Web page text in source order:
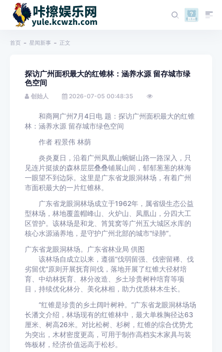
首页 星闻新事 正文
探访广州面积最大的红锥林：涵养水源 留存城市绿
色空间
创始人 2026-07-05 00:48:35
和商网广州7月4日电 题：探访广州面积最大的红锥
林：涵养水源 留存城市绿色空间
作者 程景伟 林荫
炎炎夏日，沿着广州凤凰山蜿蜒山路一路深入，只
见连片挺拔的森林层层叠叠铺展山间，郁郁葱葱的林海
一眼望不到边际。这里是广东省龙眼洞林场，有着广州
市面积最大的一片红锥林。
广东省龙眼洞林场成立于1962年，属省级生态公益
型林场，林地覆盖帽峰山、火炉山、凤凰山，分四大工
区管护。该林场是和龙、筲箕窝等广州五大城区水库的
核心水源涵养地，是守护广州北部的城市“绿肺”。
广东省龙眼洞林场。广东省林业局 供图
该林场自成立以来，遵循“伐弱留强、伐密留稀、伐
劣留优”原则开展抚育间伐，落地开展了红锥大径材培
育、中幼林抚育、林分改造、乡土珍贵树种培育等项
目，持续优化林分、美化林相，助力优质林木生长。
“红锥是珍贵的乡土阔叶树种。”广东省龙眼洞林场场
长潘文介绍，林场现有的红锥林中，最大单株胸径达63
厘米、树高26米。对比松树、杉树，红锥的综合优势尤
为突出，木材密度更高，可用于制作高档实木家具与装
饰板材，经济价值远高于松杉。